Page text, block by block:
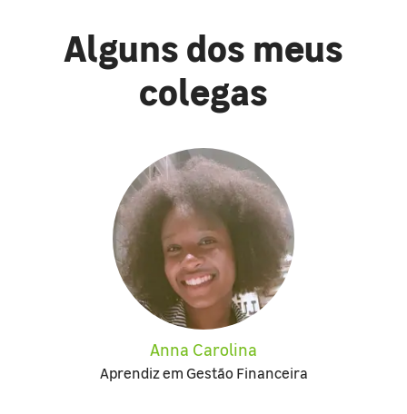
Alguns dos meus
colegas
Anna Carolina
Aprendiz em Gestão Financeira